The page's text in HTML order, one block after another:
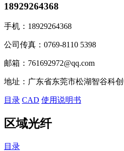
18929264368
手机： 18929264368
公司传真： 0769-8110 5398
邮箱： 761692972@qq.com
地址： 广东省东莞市松湖智谷科
目录 CAD 使用说明书
区域光纤
目录